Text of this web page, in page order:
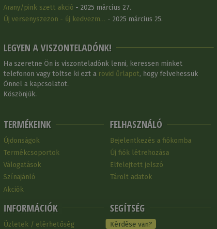
Arany/pink szett akció - 2025 március 27.
Új versenyszezon - új kedvezm… - 2025 március 25.
LEGYEN A VISZONTELADÓNK!
Ha szeretne Ön is viszonteladónk lenni, keressen minket
telefonon vagy töltse ki ezt a rövid űrlapot, hogy felvehessük
Önnel a kapcsolatot.
Köszönjük.
TERMÉKEINK
Újdonságok
Termékcsoportok
Válogatások
Színajánló
Akciók
INFORMÁCIÓK
Üzletek / elérhetőség
FELHASZNÁLÓ
Bejelentkezés a fiókomba
Új fiók létrehozása
Elfelejtett jelszó
Tárolt adatok
SEGÍTSÉG
Kérdése van?